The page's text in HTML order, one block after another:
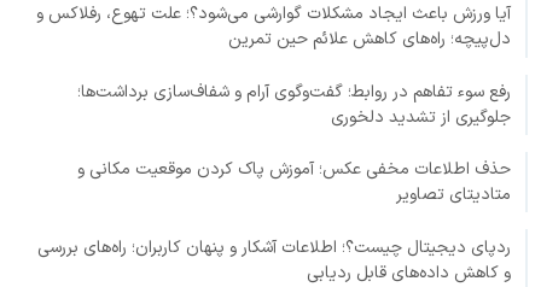
آیا ورزش باعث ایجاد مشکلات گوارشی می‌شود؟؛ علت تهوع، رفلاکس و
دل‌پیچه؛ راه‌های کاهش علائم حین تمرین
رفع سوء تفاهم در روابط؛ گفت‌وگوی آرام و شفاف‌سازی برداشت‌ها؛
جلوگیری از تشدید دلخوری
حذف اطلاعات مخفی عکس؛ آموزش پاک کردن موقعیت مکانی و
متادیتای تصاویر
ردپای دیجیتال چیست؟؛ اطلاعات آشکار و پنهان کاربران؛ راه‌های بررسی
و کاهش داده‌های قابل ردیابی